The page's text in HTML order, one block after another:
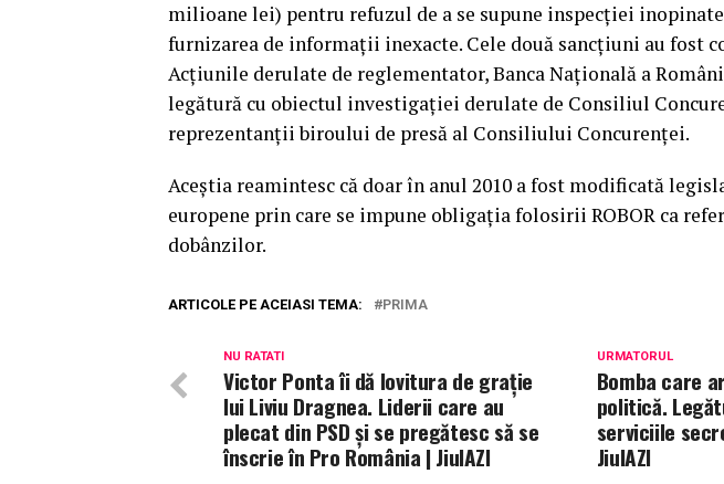
milioane lei) pentru refuzul de a se supune inspecţiei
furnizarea de informaţii inexacte. Cele două sancţiuni au fost
Acţiunile derulate de reglementator, Banca Naţională a
legătură cu obiectul investigaţiei derulate de Consiliul
reprezentanţii biroului de presă al Consiliului Concurenţei.
Aceştia reamintesc că doar în anul 2010 a fost modificată
europene prin care se impune obligaţia folosirii ROBOR ca
dobânzilor.
ARTICOLE PE ACEIASI TEMA: PRIMA
URMATORUL
Bomba care
politică.
serviciile
JiulAZI
NU RATATI
Victor Ponta îi dă lovitura de grație
lui Liviu Dragnea. Liderii care au
plecat din PSD și se pregătesc să se
înscrie în Pro România | JiulAZI